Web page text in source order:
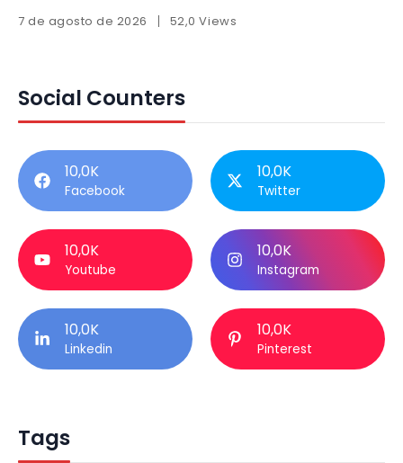
7 de agosto de 2026 52,0 Views
Social Counters
10,0K
Facebook
10,0K
Twitter
10,0K
Youtube
10,0K
Instagram
10,0K
Linkedin
10,0K
Pinterest
Tags